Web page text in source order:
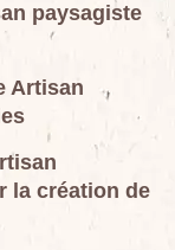
paysagiste
Artisan
la création de